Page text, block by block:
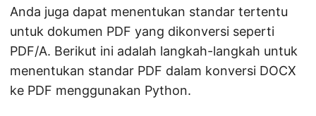
Anda juga dapat menentukan standar tertentu
untuk dokumen PDF yang dikonversi seperti
PDF/A. Berikut ini adalah langkah-langkah untuk
menentukan standar PDF dalam konversi DOCX
ke PDF menggunakan Python.